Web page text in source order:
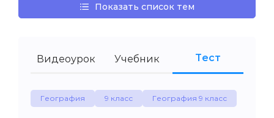
Показать список тем
Видеоурок Учебник Тест
География 9 класс География 9 класс